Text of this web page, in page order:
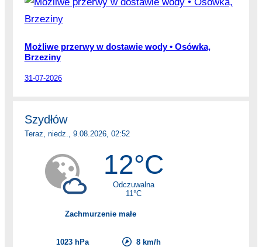
Możliwe przerwy w dostawie wody • Osówka,
Brzeziny
31-07-2026